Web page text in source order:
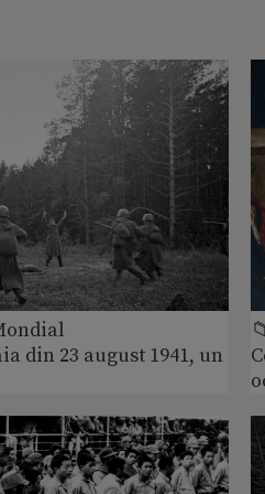
din 23 august 1941, un